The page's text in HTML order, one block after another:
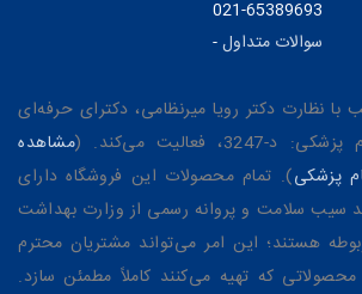
021-65389693
سوالات متداول-
با نظارت دکتر رویا میرنظامی، دکترای حرفه‌ای
فعالیت می‌کند. (
مشاهده
پزشکی). تمام محصولات این فروشگاه دارای
سیب سلامت و پروانه رسمی از وزارت بهداشت
هستند؛ این امر می‌تواند مشتریان محترم
که تهیه می‌کنند کاملاً مطمئن سازد.